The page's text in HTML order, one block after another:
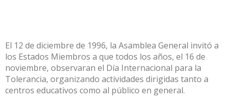
El 12 de diciembre de 1996, la Asamblea General invitó a
los Estados Miembros a que todos los años, el 16 de
noviembre, observaran el Día Internacional para la
Tolerancia, organizando actividades dirigidas tanto a
centros educativos como al público en general.